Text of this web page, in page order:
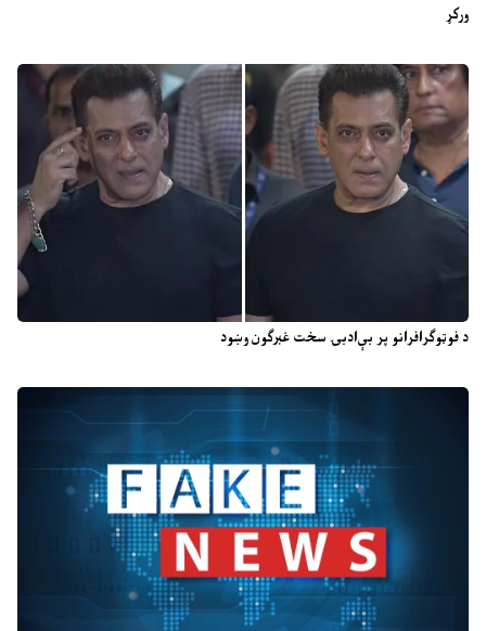
ورکړ
د فوټوګرافرانو پر بې‌ادبۍ سخت غبرګون وښود